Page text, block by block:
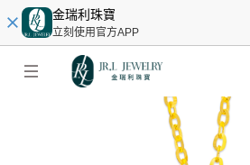
金瑞利珠寶
立刻使用官方APP